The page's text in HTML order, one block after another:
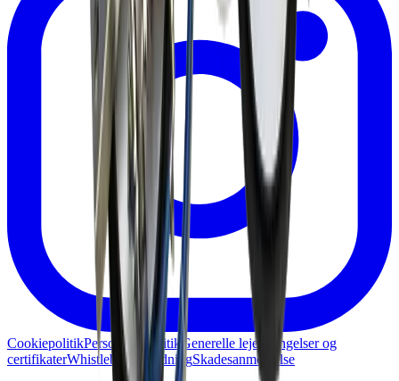
CookiepolitikPersondatapolitik Generelle lejebetingelser og
certifikaterWhistleblowerordningSkadesanmeldelse